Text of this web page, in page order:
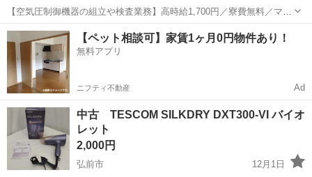
【空気圧制御機器の組立や検査業務】高時給1,700円／寮費無料／マイ
カー通勤OK＆工場敷地内に無料駐車場あり 人気の工場のお仕事 ◇空
気圧制御機器（シリンダ、バルブ等）の製造・組立、検査、梱包、入
出荷業務◇ ＊大手メーカー...
岩手 釜石市 釜石駅 その他
【ペット相談可】家賃1ヶ月0円物件あり！
無料アプリ
ニフティ不動産 Ad
中古 TESCOM SILKDRY DXT300-VI バイオ
レット
2,000円
弘前市
12月1日